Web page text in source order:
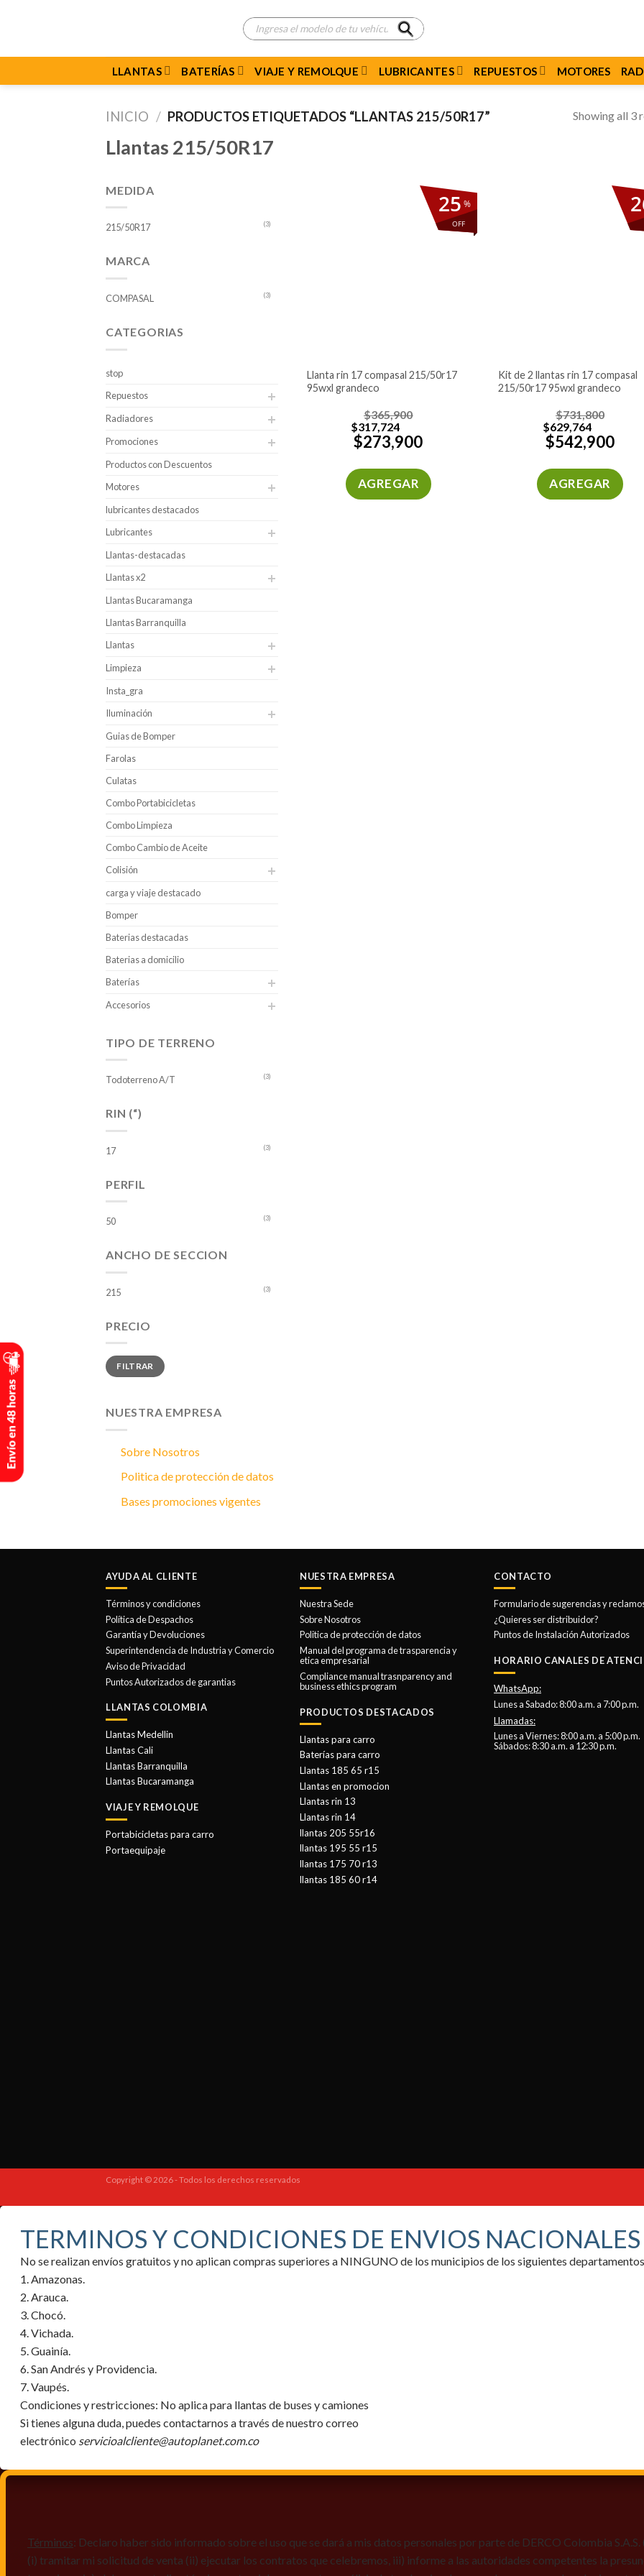
Búsqueda
de
productos
LLANTAS BATERÍAS VIAJE Y REMOLQUE LUBRICANTES REPUESTOS MOTORES
INICIO / PRODUCTOS ETIQUETADOS “LLANTAS 215/50R17” Showing all 3
Llantas 215/50R17
MEDIDA
215/50R17 (3)
MARCA
COMPASAL (3)
CATEGORIAS
stop
Repuestos
Radiadores
Promociones
Productos con Descuentos
Motores
lubricantes destacados
Lubricantes
Llantas-destacadas
Llantas x2
Llantas Bucaramanga
Llantas Barranquilla
Llantas
Limpieza
Insta_gra
Iluminación
Guias de Bomper
Farolas
Culatas
Combo Portabicicletas
Combo Limpieza
Combo Cambio de Aceite
Colisión
carga y viaje destacado
Bomper
Baterias destacadas
Baterias a domicilio
Baterías
Accesorios
TIPO DE TERRENO
Todoterreno A/T (3)
RIN (“)
17 (3)
PERFIL
50 (3)
ANCHO DE SECCION
215 (3)
PRECIO
Precio
mínimo
Precio
máximo
FILTRAR
NUESTRA EMPRESA
Sobre Nosotros
Politica de protección de datos
Bases promociones vigentes
%
OFF
25
llanta rin 17 compasal 215/50r17
95wxl grandeco
$365,900
$317,724
$273,900
AGREGAR
kit de 2 llantas rin 17 compasal
215/50r17 95wxl grandeco
$731,800
$629,764
$542,900
AGREGAR
AYUDA AL CLIENTE
Términos y condiciones
Política de Despachos
Garantía y Devoluciones
Superintendencia de Industria y Comercio
Aviso de Privacidad
Puntos Autorizados de garantias
LLANTAS COLOMBIA
Llantas Medellin
Llantas Cali
Llantas Barranquilla
Llantas Bucaramanga
VIAJE Y REMOLQUE
Portabicicletas para carro
Portaequipaje
NUESTRA EMPRESA
Nuestra Sede
Sobre Nosotros
Politica de protección de datos
Manual del programa de trasparencia y
etica empresarial
Compliance manual trasnparency and
business ethics program
PRODUCTOS DESTACADOS
Llantas para carro
Baterías para carro
Llantas 185 65 r15
Llantas en promocion
Llantas rin 13
Llantas rin 14
llantas 205 55r16
llantas 195 55 r15
llantas 175 70 r13
llantas 185 60 r14
CONTACTO
Formulario de sugerencias y
¿Quieres ser distribuidor?
Puntos de Instalación Autorizados
HORARIO CANALES DE
WhatsApp:
Lunes a Sabado: 8:00 a.m. a 7:00 p.m.
Llamadas:
Lunes a Viernes: 8:00 a.m. a 5:00 p.m.
Sábados: 8:30 a.m. a 12:30 p.m.
Copyright © 2026 - Todos los derechos reservados
TERMINOS Y CONDICIONES DE ENVIOS
No se realizan envíos gratuitos y no aplican compras superiores a NINGUNO de los municipios de los siguientes
1. Amazonas.
2. Arauca.
3. Chocó.
4. Vichada.
5. Guainía.
6. San Andrés y Providencia.
7. Vaupés.
Condiciones y restricciones: No aplica para llantas de buses y camiones
Si tienes alguna duda, puedes contactarnos a través de nuestro correo
electrónico servicioalcliente@autoplanet.com.co
Términos: Declaro haber sido informado sobre el uso que se dará a mis datos personales por parte de DERCO Colombia
(i) tramitar mi solicitud de venta (ii) ejecutar los contratos que celebremos, iii) informe a las autoridades competentes la